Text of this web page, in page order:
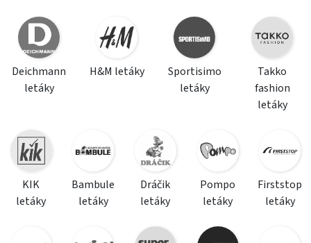
Deichmann
letáky
H&M letáky
Sportisimo
letáky
Takko
fashion
letáky
KIK
letáky
Bambule
letáky
Dráčik
letáky
Pompo
letáky
Firststop
letáky